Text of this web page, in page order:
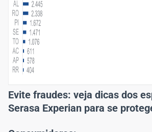
Evite fraudes: veja dicas dos
Serasa Experian para se